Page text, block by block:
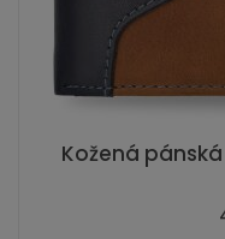
Kožená